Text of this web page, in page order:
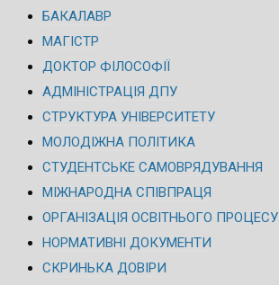
БАКАЛАВР
МАГІСТР
ДОКТОР ФІЛОСОФІЇ
АДМІНІСТРАЦІЯ ДПУ
СТРУКТУРА УНІВЕРСИТЕТУ
МОЛОДІЖНА ПОЛІТИКА
СТУДЕНТСЬКЕ САМОВРЯДУВАННЯ
МІЖНАРОДНА СПІВПРАЦЯ
ОРГАНІЗАЦІЯ ОСВІТНЬОГО ПРОЦЕСУ
НОРМАТИВНІ ДОКУМЕНТИ
СКРИНЬКА ДОВІРИ